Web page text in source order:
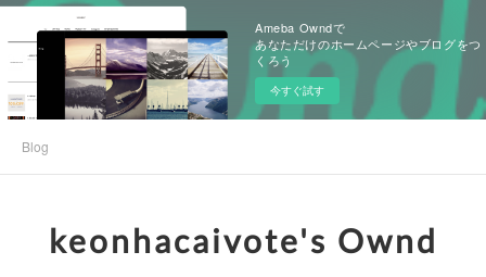
Ameba Owndで
あなただけのホームページやブログをつ
くろう
今すぐ試す
Blog
keonhacaivote's Ownd